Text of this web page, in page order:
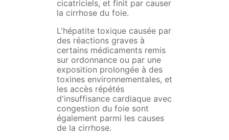
cicatriciels, et finit par causer
la cirrhose du foie.
L'hépatite toxique causée par
des réactions graves à
certains médicaments remis
sur ordonnance ou par une
exposition prolongée à des
toxines environnementales, et
les accès répétés
d'insuffisance cardiaque avec
congestion du foie sont
également parmi les causes
de la cirrhose.